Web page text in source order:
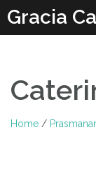
to
content
Gracia
Home /